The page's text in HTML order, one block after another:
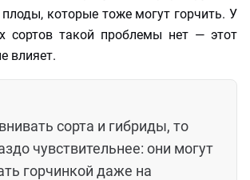
которые тоже могут горчить. У
сортов такой проблемы нет — этот
влияет.
сорта и гибриды, то
чувствительнее: они могут
горчинкой даже на